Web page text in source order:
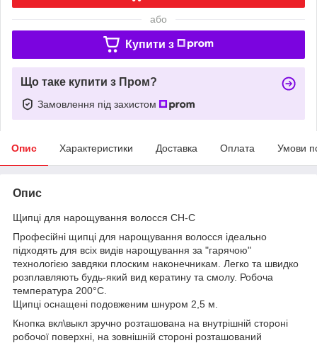
або
Купити з
Що таке купити з Пром?
Замовлення під захистом
Опис Характеристики Доставка Оплата Умови
Опис
Щипці для нарощування волосся CH-C
Професійні щипці для нарощування волосся ідеально
підходять для всіх видів нарощування за "гарячою"
технологією завдяки плоским наконечникам. Легко та швидко
розплавляють будь-який вид кератину та смолу. Робоча
температура 200°C.
Щипці оснащені подовженим шнуром 2,5 м.
Кнопка вкл\выкл зручно розташована на внутрішній стороні
робочої поверхні, на зовнішній стороні розташований